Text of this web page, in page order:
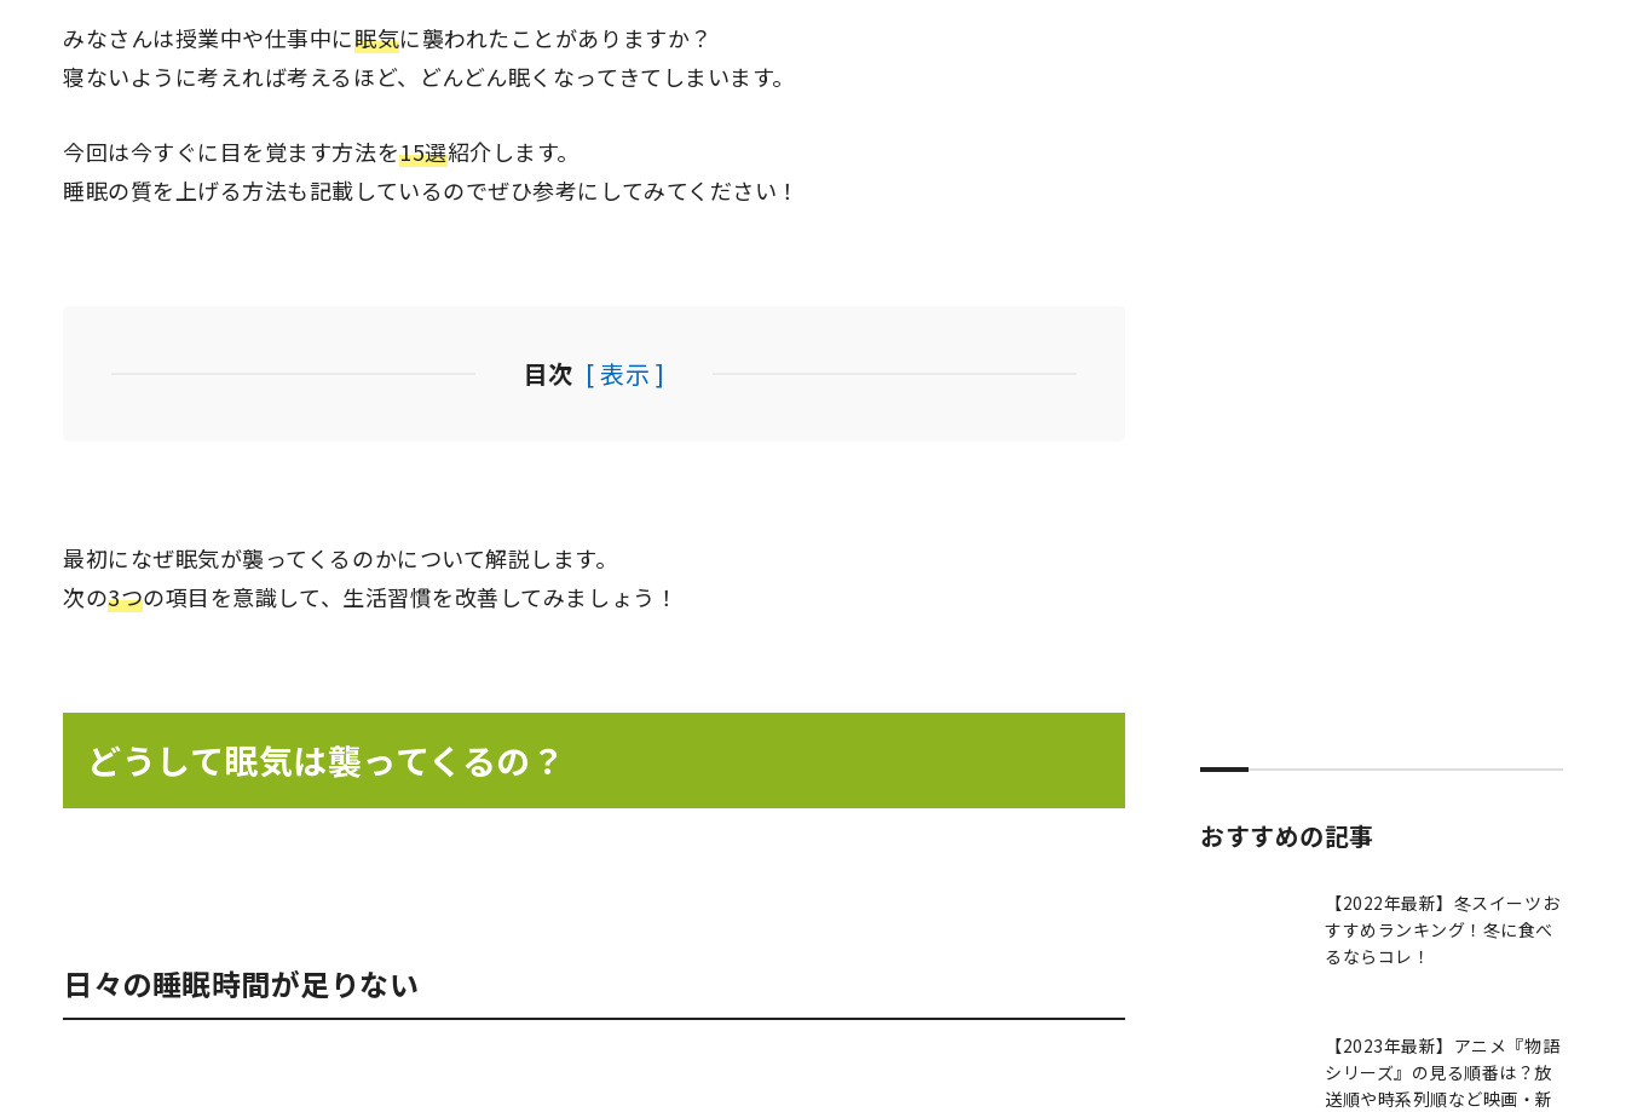
みなさんは授業中や仕事中に眠気に襲われたことがありますか？
寝ないように考えれば考えるほど、どんどん眠くなってきてしまいます。
今回は今すぐに目を覚ます方法を15選紹介します。
睡眠の質を上げる方法も記載しているのでぜひ参考にしてみてください！
目次 [ 表示 ]
最初になぜ眠気が襲ってくるのかについて解説します。
次の3つの項目を意識して、生活習慣を改善してみましょう！
どうして眠気は襲ってくるの？
日々の睡眠時間が足りない
おすすめの記事
【2022年最新】冬スイーツお
すすめランキング！冬に食べ
るならコレ！
【2023年最新】アニメ『物語
シリーズ』の見る順番は？放
送順や時系列順など映画・新